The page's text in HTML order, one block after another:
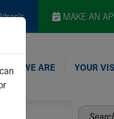
MAKE AN
WHO WE ARE YOUR
Search